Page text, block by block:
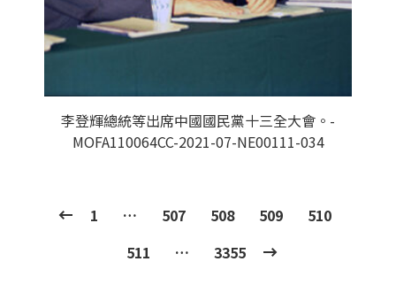
李登輝總統等出席中國國民黨十三全大會。-
MOFA110064CC-2021-07-NE00111-034
1 … 507 508 509
510
511
… 3355